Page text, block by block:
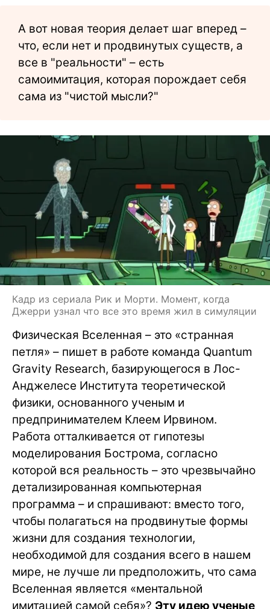
А вот новая теория делает шаг вперед –
что, если нет и продвинутых существ, а
все в "реальности" – есть
самоимитация, которая порождает себя
сама из "чистой мысли?"
Кадр из сериала Рик и Морти. Момент, когда
Джерри узнал что все это время жил в симуляции
Физическая Вселенная – это «странная
петля» – пишет в работе команда Quantum
Gravity Research, базирующегося в Лос-
Анджелесе Института теоретической
физики, основанного ученым и
предпринимателем Клеем Ирвином.
Работа отталкивается от гипотезы
моделирования Бострома, согласно
которой вся реальность – это чрезвычайно
детализированная компьютерная
программа – и спрашивают: вместо того,
чтобы полагаться на продвинутые формы
жизни для создания технологии,
необходимой для создания всего в нашем
мире, не лучше ли предположить, что сама
Вселенная является «ментальной
имитацией самой себя»? Эту идею ученые